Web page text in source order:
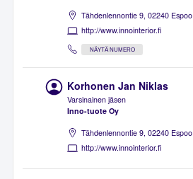
Tähdenlennontie 9, 02240 Espoo
http://www.innointerior.fi
NÄYTÄ NUMERO
Korhonen Jan Niklas
Varsinainen jäsen
Inno-tuote Oy
Tähdenlennontie 9, 02240 Espoo
http://www.innointerior.fi